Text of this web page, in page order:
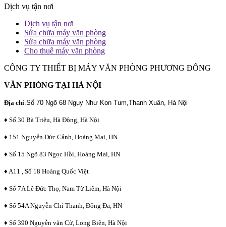
Dịch vụ tận nơi
Dịch vụ tận nơi
Sửa chữa máy văn phòng
Sửa chữa máy văn phòng
Cho thuê máy văn phòng
CÔNG TY THIẾT BỊ MÁY VĂN PHÒNG PHƯƠNG ĐÔNG
VĂN PHÒNG TẠI HÀ NỘI
Địa chỉ:Số 70 Ngõ 68 Ngụy Như Kon Tum,Thanh Xuân, Hà Nội
♦ Số 30 Bà Triệu, Hà Đông, Hà Nội
♦ 151 Nguyễn Đức Cảnh, Hoàng Mai, HN
♦ Số 15 Ngõ 83 Ngọc Hồi, Hoàng Mai, HN
♦ A11 , Số 18 Hoàng Quốc Việt
♦ Số 7A Lê Đức Thọ, Nam Từ Liêm, Hà Nội
♦ Số 54A Nguyễn Chí Thanh, Đống Đa, HN
♦ Số 390 Nguyễn văn Cừ, Long Biên, Hà Nội